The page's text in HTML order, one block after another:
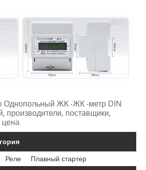
Однопольный ЖК -ЖК -метр DIN
производители, поставщики,
цена
Реле
Плавный стартер